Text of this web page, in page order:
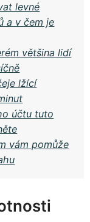
levné
a v čem je
většina lidí
lžící
účtu tuto
vám pomůže